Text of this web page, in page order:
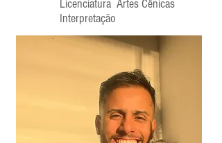
Licenciatura Artes Cênicas
Interpretação